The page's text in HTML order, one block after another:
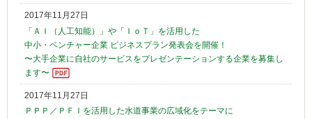
2017年11月27日
「ＡＩ（人工知能）」や「ＩｏＴ」を活用した
中小・ベンチャー企業 ビジネスプラン発表会を開催！
〜大手企業に自社のサービスをプレゼンテーションする企業を募集し
ます〜
2017年11月27日
ＰＰＰ／ＰＦＩを活用した水道事業の広域化をテーマに